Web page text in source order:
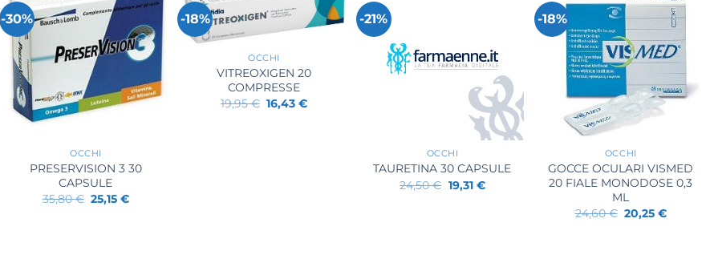
-30%
OCCHI
PRESERVISION 3 30
CAPSULE
35,80€ Il
prezzo
25,15 €Il
-18%
OCCHI
VITREOXIGEN 20
COMPRESSE
19,95€ Il
prezzo
16,43€Il
-21%
OCCHI
TAURETINA 30 CAPSULE
24,50€ Il
prezzo
19,31 €Il
-18%
OCCHI
GOCCE OCULARI VISMED
20 FIALE MONODOSE 0,3
ML
24,60€ Il
prezzo
20,25 €Il